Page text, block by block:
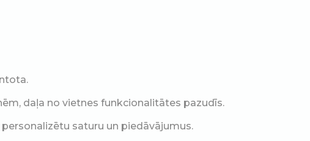
daļa no vietnes funkcionalitātes pazudīs.
saturu un piedāvājumus.